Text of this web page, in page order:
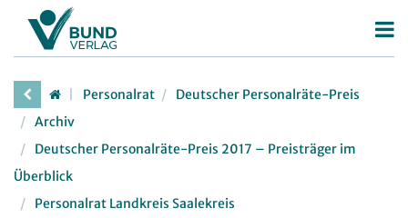
Betriebsrat
Betriebsratswahl
Betriebsratsarbeit
Mitbestimmung
Personalrat
Deutscher Personalräte-Preis
Personalrat
Deutscher Personalräte-Preis
Archiv
Deutscher Personalräte-Preis 2017 – Preisträger im
Überblick
Personalrat Landkreis Saalekreis